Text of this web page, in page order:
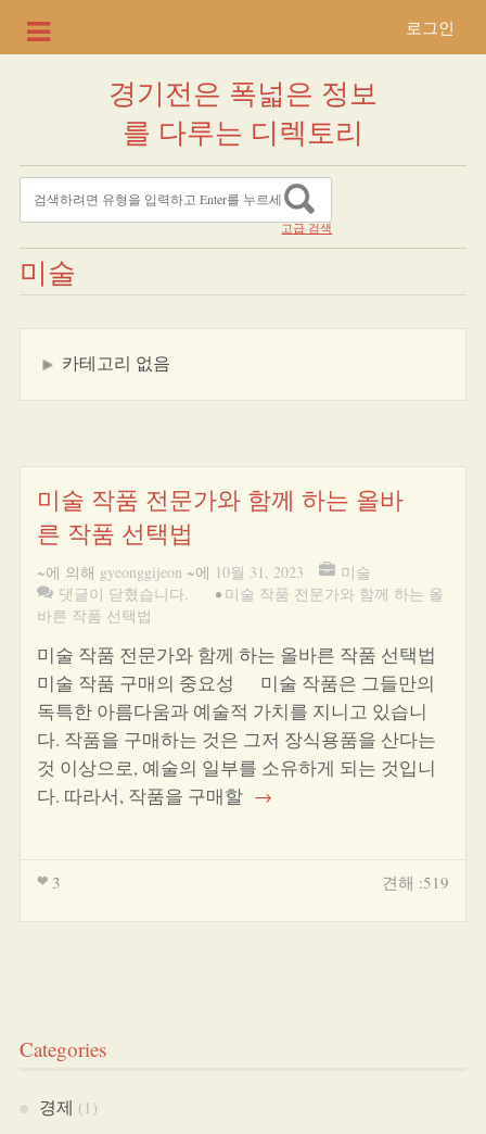
로그인
경기전은 폭넓은 정보
를 다루는 디렉토리
고급 검색
미술
카테고리 없음
미술 작품 전문가와 함께 하는 올바
른 작품 선택법
~에 의해 gyeonggijeon ~에 10월 31, 2023
미술
댓글이 닫혔습니다.
• 미술 작품 전문가와 함께 하는 올
바른 작품 선택법
미술 작품 전문가와 함께 하는 올바른 작품 선택법
미술 작품 구매의 중요성 미술 작품은 그들만의
독특한 아름다움과 예술적 가치를 지니고 있습니
다. 작품을 구매하는 것은 그저 장식용품을 산다는
것 이상으로, 예술의 일부를 소유하게 되는 것입니
다. 따라서, 작품을 구매할 →
3 견해 :519
Categories
경제 (1)